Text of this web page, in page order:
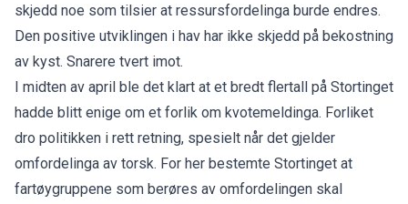
skjedd noe som tilsier at ressursfordelinga burde endres.
Den positive utviklingen i hav har ikke skjedd på bekostning
av kyst. Snarere tvert imot.
I midten av april ble det klart at et bredt flertall på Stortinget
hadde blitt enige om et forlik om kvotemeldinga. Forliket
dro politikken i rett retning, spesielt når det gjelder
omfordelinga av torsk. For her bestemte Stortinget at
fartøygruppene som berøres av omfordelingen skal